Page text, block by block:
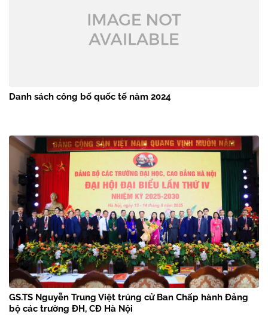
Danh sách công bố quốc tế năm 2024
GS.TS Nguyễn Trung Việt trúng cử Ban Chấp hành Đảng
bộ các trường ĐH, CĐ Hà Nội